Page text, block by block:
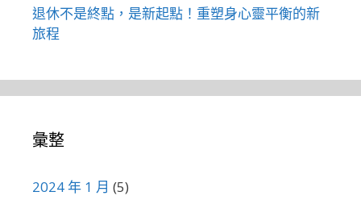
退休不是終點，是新起點！重塑身心靈平衡的新
旅程
彙整
2024 年 1 月 (5)